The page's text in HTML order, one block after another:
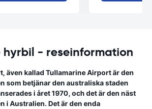
hyrbil - reseinformation
även kallad Tullamarine Airport är den
som betjänar den australiska staden
i året 1970, och det är den näst
i Australien. Det är den enda